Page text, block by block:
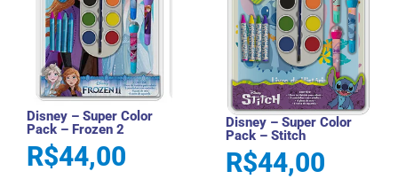
Disney – Super Color
Pack – Frozen 2
R$44,00
Disney – Super Color
Pack – Stitch
R$44,00